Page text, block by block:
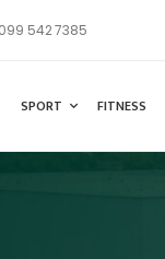
099 542 7385
SPORT FITNESS